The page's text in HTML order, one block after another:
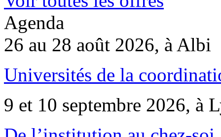
Agenda
26 au 28 août 2026, à Albi
Universités de la
9 et 10 septembre 2026, à